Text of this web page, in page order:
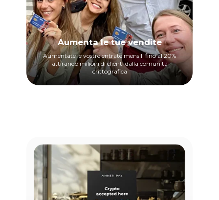
Aumenta le tue vendite
Aumentate le vostre entrate mensili fino al 20%
attirando milioni di clienti dalla comunità
crittografica